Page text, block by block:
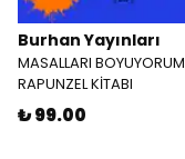
Burhan Yayınları
MASALLARI BOYUYORUM
RAPUNZEL KİTABI
₺ 99.00